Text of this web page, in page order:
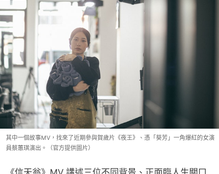
其中一個故事MV，找來了近期參與賀歲片《夜王》、憑「葵芳」一角爆紅的女演
員蔡蕙琪演出。（官方提供圖片）